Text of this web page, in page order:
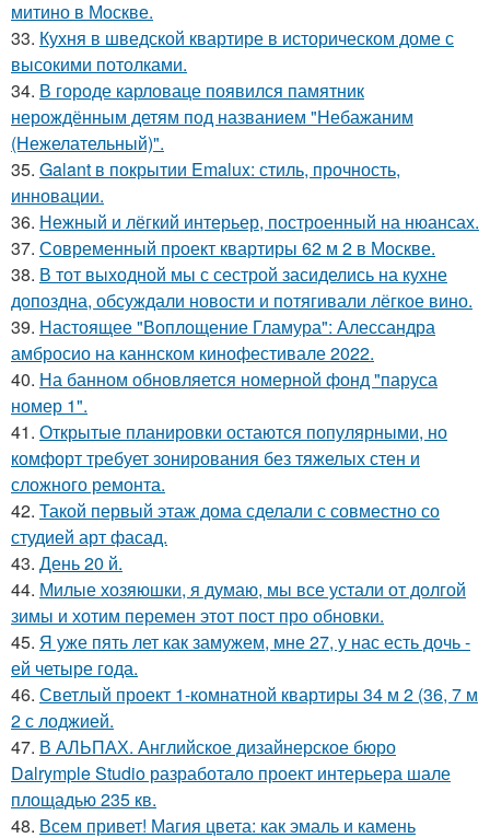
митино в Москве.
33. Кухня в шведской квартире в историческом доме с
высокими потолками.
34. В городе карловаце появился памятник
нерождённым детям под названием "Небажаним
(Нежелательный)".
35. Galant в покрытии Emalux: стиль, прочность,
инновации.
36. Нежный и лёгкий интерьер, построенный на нюансах.
37. Современный проект квартиры 62 м 2 в Москве.
38. В тот выходной мы с сестрой засиделись на кухне
допоздна, обсуждали новости и потягивали лёгкое вино.
39. Настоящее "Воплощение Гламура": Алессандра
амбросио на каннском кинофестивале 2022.
40. На банном обновляется номерной фонд "паруса
номер 1".
41. Открытые планировки остаются популярными, но
комфорт требует зонирования без тяжелых стен и
сложного ремонта.
42. Такой первый этаж дома сделали с совместно со
студией арт фасад.
43. День 20 й.
44. Милые хозяюшки, я думаю, мы все устали от долгой
зимы и хотим перемен этот пост про обновки.
45. Я уже пять лет как замужем, мне 27, у нас есть дочь -
ей четыре года.
46. Светлый проект 1-комнатной квартиры 34 м 2 (36, 7 м
2 с лоджией.
47. В АЛЬПАХ. Английское дизайнерское бюро
Dalrymple Studio разработало проект интерьера шале
площадью 235 кв.
48. Всем привет! Магия цвета: как эмаль и камень